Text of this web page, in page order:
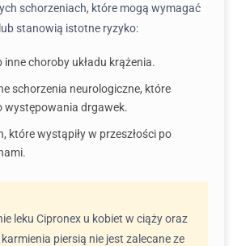
schorzeniach, które mogą wymagać
stanowią istotne ryzyko:
choroby układu krążenia.
schorzenia neurologiczne, które
występowania drgawek.
które wystąpiły w przeszłości po
leku Cipronex u kobiet w ciąży oraz
piersią nie jest zalecane ze